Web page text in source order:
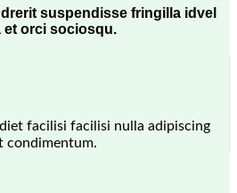
suspendisse fringilla idvel
et orci sociosqu.
facilisi facilisi nulla adipiscing
condimentum.